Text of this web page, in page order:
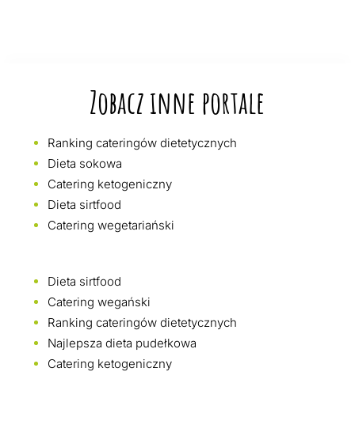
Zobacz inne portale
Ranking cateringów dietetycznych
Dieta sokowa
Catering ketogeniczny
Dieta sirtfood
Catering wegetariański
Dieta sirtfood
Catering wegański
Ranking cateringów dietetycznych
Najlepsza dieta pudełkowa
Catering ketogeniczny